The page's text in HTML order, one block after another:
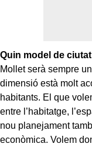
Quin model de
Mollet serà sempre
dimensió està molt
habitants. El que
entre l’habitatge,
nou planejament
econòmica. Volem